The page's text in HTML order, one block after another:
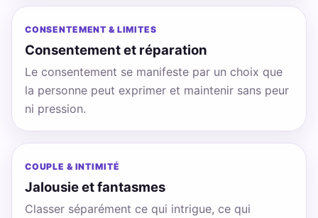
CONSENTEMENT & LIMITES
Consentement et réparation
Le consentement se manifeste par un choix que
la personne peut exprimer et maintenir sans peur
ni pression.
COUPLE & INTIMITÉ
Jalousie et fantasmes
Classer séparément ce qui intrigue, ce qui